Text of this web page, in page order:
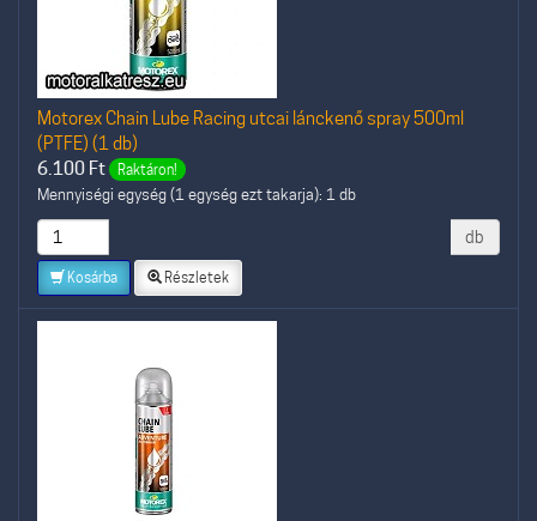
Motorex Chain Lube Racing utcai lánckenő spray 500ml
(PTFE) (1 db)
6.100 Ft Raktáron!
Mennyiségi egység (1 egység ezt takarja): 1 db
db
Kosárba Részletek